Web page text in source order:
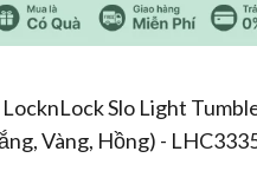
/5
Slo Light
Vàng, Hồng) -